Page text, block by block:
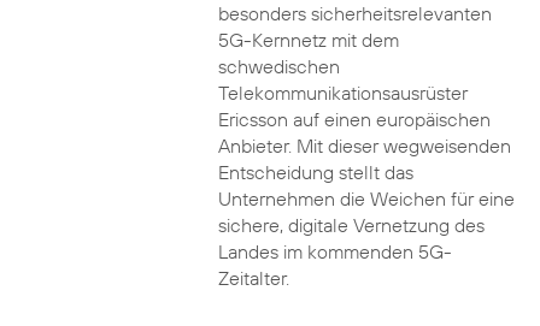
besonders sicherheitsrelevanten
5G-Kernnetz mit dem
schwedischen
Telekommunikationsausrüster
Ericsson auf einen europäischen
Anbieter. Mit dieser wegweisenden
Entscheidung stellt das
Unternehmen die Weichen für eine
sichere, digitale Vernetzung des
Landes im kommenden 5G-
Zeitalter.